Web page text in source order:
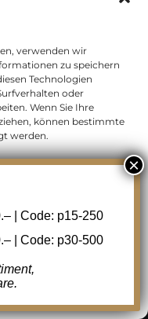
verwenden wir
zu speichern
Technologien
oder
Wenn Sie Ihre
können bestimmte
werden.
| Code: p15-250
| Code: p30-500